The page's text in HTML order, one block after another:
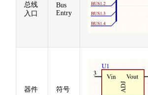
总线
入口
Bus
Entry
器件 符号